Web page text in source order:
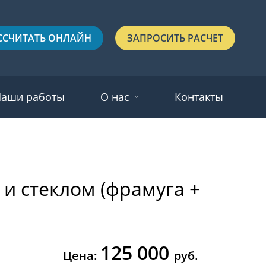
ОНЛАЙН ЗАПРОСИТЬ РАСЧЕТ
С выдавленным рисунком
работы О нас Контакты
стеклом (фрамуга +
Цена: 125 000 руб.